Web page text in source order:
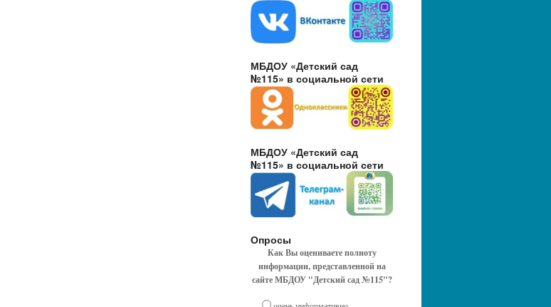
МБДОУ «Детский сад
№115» в социальной сети
МБДОУ «Детский сад
№115» в социальной сети
Опросы
Как Вы оцениваете полноту
информации, представленной на
сайте МБДОУ "Детский сад №115"?